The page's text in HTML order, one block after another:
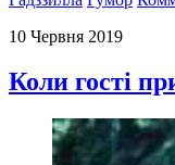
10 Червня 2019
Коли гості